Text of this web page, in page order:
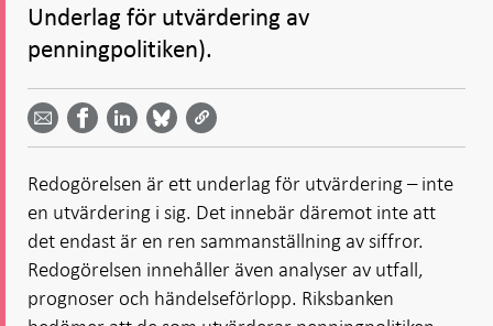
Underlag för utvärdering av
penningpolitiken).
Dela
email -
Öppnas
i ny flik
Dela på
Facebook
- Öppnas
Dela på
LinkedIn
-
Öppnas
i ny flik
på
Bluesky
-
i ny flik
på
Twitter
-
i ny flik
Redogörelsen är ett underlag för utvärdering – inte
en utvärdering i sig. Det innebär däremot inte att
det endast är en ren sammanställning av siffror.
Redogörelsen innehåller även analyser av utfall,
prognoser och händelseförlopp. Riksbanken